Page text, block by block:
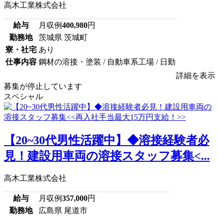
高木工業株式会社
給与 月収例400,980円
勤務地
茨城県 茨城町
寮・社宅 あり
仕事内容 鋼材の溶接・塗装 / 自動車系工場 / 日勤
詳細を表示
募集が停止しています
スペシャル
【20~30代男性活躍中】◆溶接経験者必
見！建設用車両の溶接スタッフ募集<...
高木工業株式会社
給与 月収例357,000円
勤務地
広島県 尾道市